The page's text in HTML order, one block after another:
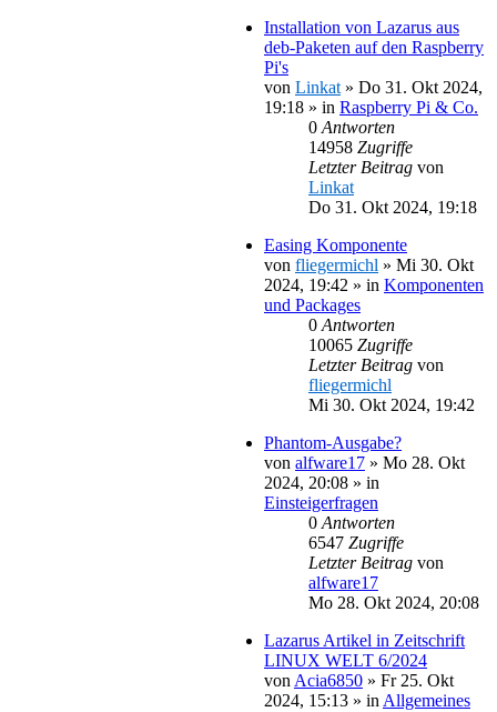
Installation von Lazarus aus
deb-Paketen auf den Raspberry
Pi's
von Linkat » Do 31. Okt 2024,
19:18 » in Raspberry Pi & Co.
0 Antworten
14958 Zugriffe
Letzter Beitrag von
Linkat
Do 31. Okt 2024, 19:18
Easing Komponente
von fliegermichl » Mi 30. Okt
2024, 19:42 » in Komponenten
und Packages
0 Antworten
10065 Zugriffe
Letzter Beitrag von
fliegermichl
Mi 30. Okt 2024, 19:42
Phantom-Ausgabe?
von alfware17 » Mo 28. Okt
2024, 20:08 » in
Einsteigerfragen
0 Antworten
6547 Zugriffe
Letzter Beitrag von
alfware17
Mo 28. Okt 2024, 20:08
Lazarus Artikel in Zeitschrift
LINUX WELT 6/2024
von Acia6850 » Fr 25. Okt
2024, 15:13 » in Allgemeines